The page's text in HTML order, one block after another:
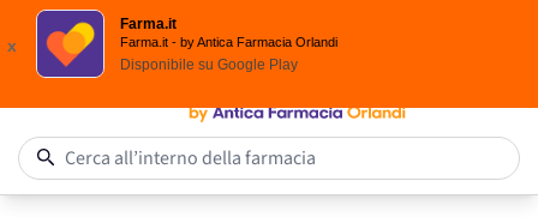
Spedizione
x
Farma.it
Farma.it - by Antica Farmacia Orlandi
Disponibile su Google Play
Salta al contenuto
Cerca all’interno della farmacia